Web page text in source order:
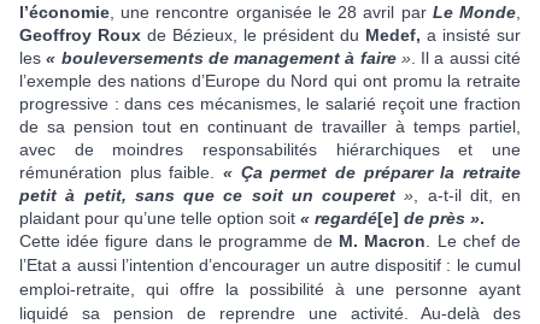
l’économie , une rencontre organisée le 28 avril par Le Monde
Geoffroy Roux de Bézieux, le président du Medef, a insisté sur
les« bouleversements de management à faire». Il a aussi cité
l’exemple des nations d’Europe du Nord qui ont promu la retraite
progressive : dans ces mécanismes, le salarié reçoit une fraction
de sa pension tout en continuant de travailler à temps partiel,
avec de moindres responsabilités hiérarchiques et une
rémunération plus faible. « Ça permet de préparer la retraite
petit à petit, sans que ce soit un couperet» , a-t-il dit, en
plaidant pour qu’une telle option soit « regardé[e] de près ».
Cette idée figure dans le programme de M. Macron . Le chef de
l’Etat a aussi l’intention d’encourager un autre dispositif : le cumul
emploi-retraite, qui offre la possibilité à une personne ayant
liquidé sa pension de reprendre une activité. Au-delà des